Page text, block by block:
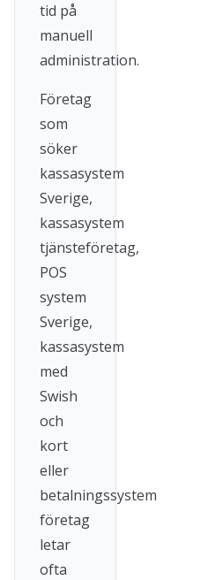
tid på
manuell
administration.
Företag
som
söker
kassasystem
Sverige,
kassasystem
tjänsteföretag,
POS
system
Sverige,
kassasystem
med
Swish
och
kort
eller
betalningssystem
företag
letar
ofta